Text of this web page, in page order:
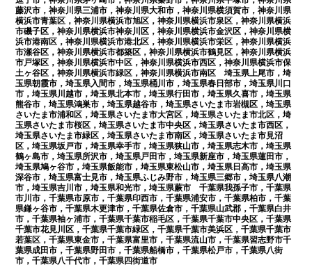
藤沢市，神奈川県三浦市，神奈川県大和市，神奈川県横須賀市，神奈川県
横浜市青葉区，神奈川県横浜市旭区，神奈川県横浜市泉区，神奈川県横浜
市磯子区，神奈川県横浜市神奈川区，神奈川県横浜市金沢区，神奈川県横
浜市港南区，神奈川県横浜市港北区，神奈川県横浜市栄区，神奈川県横浜
市瀬谷区，神奈川県横浜市都築区，神奈川県横浜市鶴見区，神奈川県横浜
市戸塚区，神奈川県横浜市中区，神奈川県横浜市西区，神奈川県横浜市保
土ヶ谷区，神奈川県横浜市緑区，神奈川県横浜市南区 埼玉県上尾市，埼
玉県朝霞市，埼玉県入間市，埼玉県桶川市，埼玉県春日部市，埼玉県川口
市，埼玉県川越市，埼玉県北本市，埼玉県行田市，埼玉県久喜市，埼玉県
熊谷市，埼玉県鴻巣市，埼玉県越谷市，埼玉県さいたま市岩槻区，埼玉県
さいたま市浦和区，埼玉県さいたま市大宮区，埼玉県さいたま市北区，埼
玉県さいたま市桜区，埼玉県さいたま市中央区，埼玉県さいたま市西区，
埼玉県さいたま市緑区，埼玉県さいたま市南区，埼玉県さいたま市見沼
区，埼玉県坂戸市，埼玉県幸手市，埼玉県狭山市，埼玉県志木市，埼玉県
鶴ヶ島市，埼玉県所沢市，埼玉県戸田市，埼玉県新座市，埼玉県蓮田市，
埼玉県鳩ヶ谷市，埼玉県飯能市，埼玉県東松山市，埼玉県日高市，埼玉県
深谷市，埼玉県富士見市，埼玉県ふじみ野市，埼玉県三郷市，埼玉県八潮
市，埼玉県吉川市，埼玉県和光市，埼玉県蕨市 千葉県我孫子市，千葉県
市川市，千葉県市原市，千葉県印西市，千葉県浦安市，千葉県柏市，千葉
県鎌ヶ谷市，千葉県木更津市，千葉県佐倉市，千葉県山武郡，千葉県白井
市，千葉県袖ヶ浦市，千葉県千葉市稲毛区，千葉県千葉市中央区，千葉県
千葉市花見川区，千葉県千葉市緑区，千葉県千葉市美浜区，千葉県千葉市
若葉区，千葉県東金市，千葉県富里市，千葉県流山市，千葉県習志野市千
葉県成田市，千葉県野田市，千葉県船橋市，千葉県松戸市，千葉県八街
市，千葉県八千代市，千葉県四街道市